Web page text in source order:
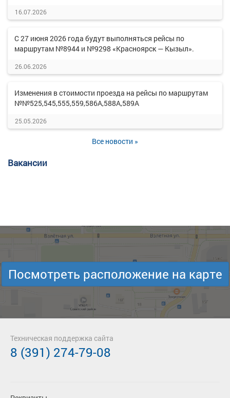
16.07.2026
С 27 июня 2026 года будут выполняться рейсы по
маршрутам №8944 и №9298 «Красноярск — Кызыл».
26.06.2026
Изменения в стоимости проезда на рейсы по маршрутам
№№525,545,555,559,586А,588А,589А
25.05.2026
Все новости »
Вакансии
Посмотреть расположение на карте
Техническая поддержка сайта
8 (391) 274-79-08